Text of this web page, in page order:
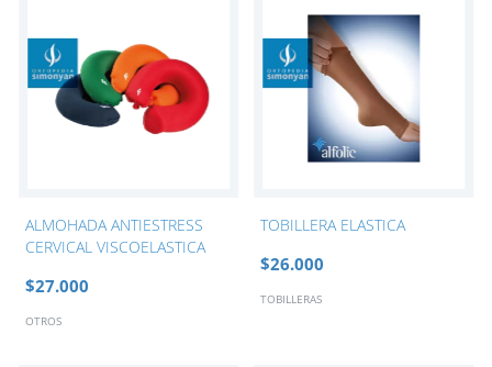
ALMOHADA ANTIESTRESS
CERVICAL VISCOELASTICA
$27.000
OTROS
TOBILLERA ELASTICA
$26.000
TOBILLERAS